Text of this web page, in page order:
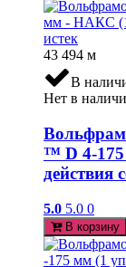
43 494 м
В
Нет в
™ D 4-
действия
5.0 5.0 0
В корзину